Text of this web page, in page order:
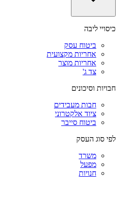
כיסויי ליבה
ביטוח עסק
אחריות מקצועית
אחריות מוצר
צד ג'
חבויות וסיכונים
חבות מעבידים
ציוד אלקטרוני
ביטוח סייבר
לפי סוג העסק
משרד
מפעל
חנויות